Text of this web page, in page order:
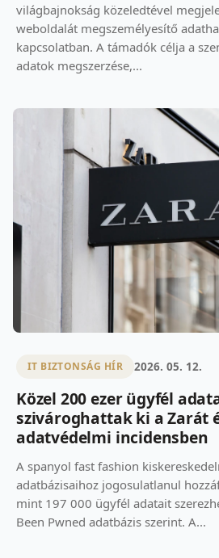
világbajnokság közeledtével
weboldalát megszemélyesítő
kapcsolatban. A támadók célja a
adatok megszerzése,...
IT BIZTONSÁG HÍR 2026. 05. 12.
Közel 200 ezer ügyfél
szivároghattak ki a Zarát
adatvédelmi incidensben
A spanyol fast fashion
adatbázisaihoz jogosulatlanul
mint 197 000 ügyfél adatait
Been Pwned adatbázis szerint. A...